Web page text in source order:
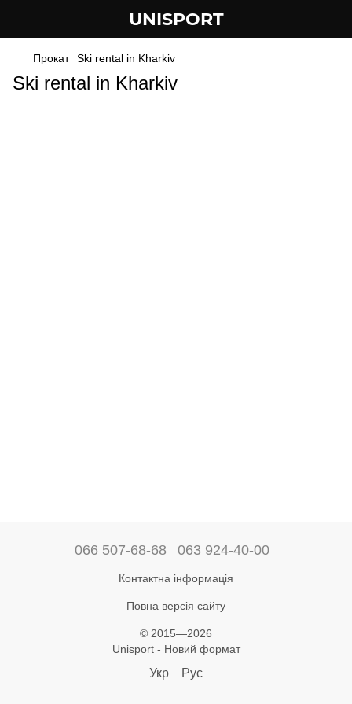
UNISPORT
Прокат Ski rental in Kharkiv
Ski rental in Kharkiv
066 507-68-68 063 924-40-00
Контактна інформація
Повна версія сайту
© 2015—2026
Unisport - Новий формат
Укр Рус